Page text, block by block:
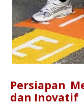
Persiapan
dan Inovatif